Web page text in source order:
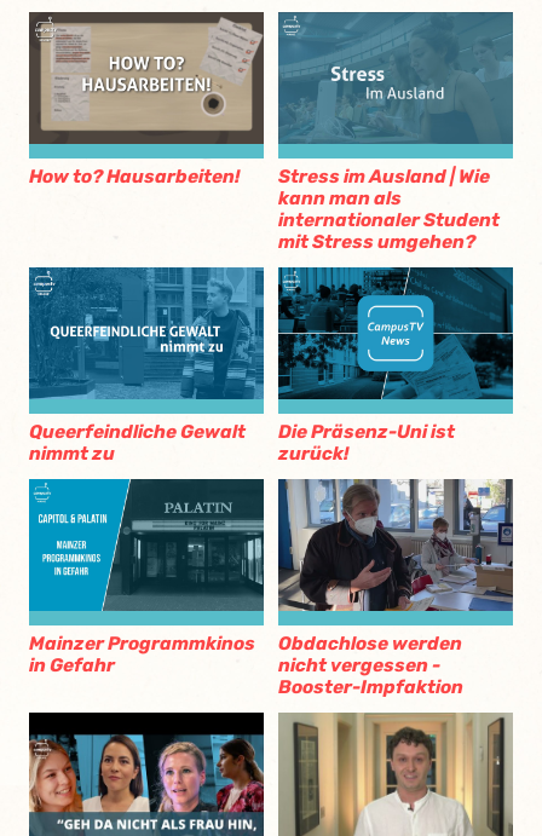
How to? Hausarbeiten!
Stress im Ausland | Wie
kann man als
internationaler Student
mit Stress umgehen?
Queerfeindliche Gewalt
nimmt zu
Die Präsenz-Uni ist
zurück!
Mainzer Programmkinos
in Gefahr
Obdachlose werden
nicht vergessen -
Booster-Impfaktion